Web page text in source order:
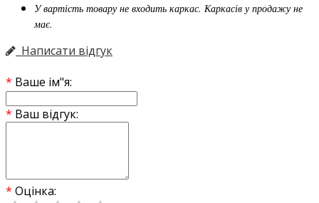
У вартість товару не входить каркас. Каркасів у продажу не
має.
Написати відгук
Ваше ім"я:
Ваш відгук:
Оцінка: